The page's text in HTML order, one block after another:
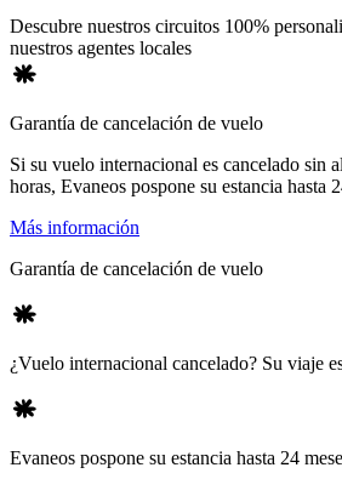
Descubre nuestros circuitos 100%
nuestros agentes locales
Garantía de cancelación de vuelo
Si su vuelo internacional es cancelado sin
horas, Evaneos pospone su estancia hasta
Más información
Garantía de cancelación de vuelo
¿Vuelo internacional cancelado? Su viaje
Evaneos pospone su estancia hasta 24